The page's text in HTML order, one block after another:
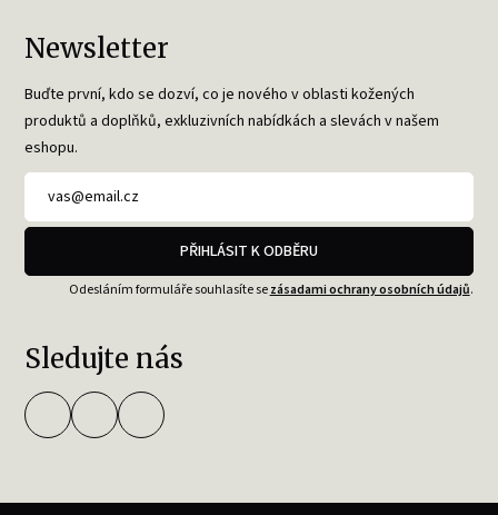
Newsletter
Buďte první, kdo se dozví, co je nového v oblasti kožených
produktů a doplňků, exkluzivních nabídkách a slevách v našem
eshopu.
PŘIHLÁSIT K ODBĚRU
Odesláním formuláře souhlasíte sezásadami ochrany osobních údajů.
Sledujte nás